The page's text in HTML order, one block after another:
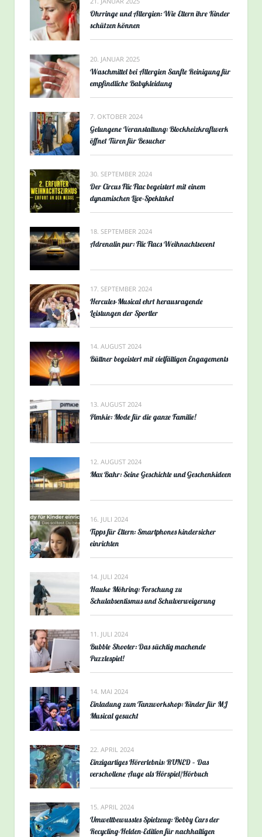
Ohrringe und Allergien: Wie Eltern ihre Kinder
schützen können
20. JANUAR 2025
Waschmittel bei Allergien Sanfte Reinigung für
empfindliche Babykleidung
7. OKTOBER 2024
Gelungene Veranstaltung: Blockheizkraftwerk
öffnet Türen für Besucher
30. SEPTEMBER 2024
Der Circus Flic Flac begeistert mit einem
dynamischen Live-Spektakel
18. SEPTEMBER 2024
Adrenalin pur: Flic Flacs Weihnachtsevent
17. SEPTEMBER 2024
Hercules-Musical ehrt herausragende
Leistungen der Sportler
14. AUGUST 2024
Büttner begeistert mit vielfältigen Engagements
13. AUGUST 2024
Pimkie: Mode für die ganze Familie!
12. AUGUST 2024
Max Bahr: Seine Geschichte und Geschenkideen
16. JULI 2024
Tipps für Eltern: Smartphones kindersicher
einrichten
14. JULI 2024
Hauke Möhring: Forschung zu
Schulabsentismus und Schulverweigerung
11. JULI 2024
Bubble Shooter: Das süchtig machende
Puzzlespiel!
14. MAI 2024
Einladung zum Tanzworkshop: Kinder für MJ
Musical gesucht
22. APRIL 2024
Einzigartiges Hörerlebnis: RUNED – Das
verschollene Auge als Hörspiel/Hörbuch
15. APRIL 2024
Umweltbewusstes Spielzeug: Bobby Cars der
Recycling-Helden-Edition für nachhaltigen